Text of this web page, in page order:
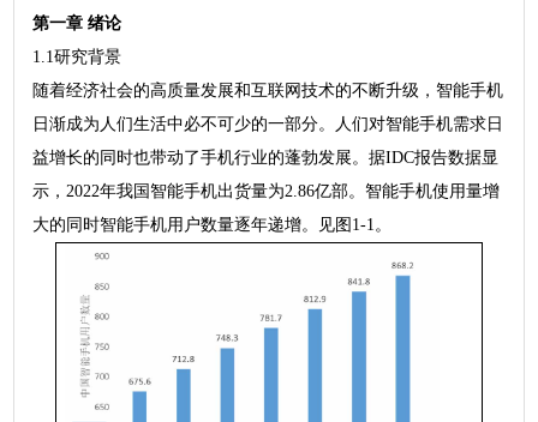
第一章 绪论
1.1研究背景
随着经济社会的高质量发展和互联网技术的不断升级，智能手机
日渐成为人们生活中必不可少的一部分。人们对智能手机需求日
益增长的同时也带动了手机行业的蓬勃发展。据IDC报告数据显
示，2022年我国智能手机出货量为2.86亿部。智能手机使用量增
大的同时智能手机用户数量逐年递增。见图1-1。